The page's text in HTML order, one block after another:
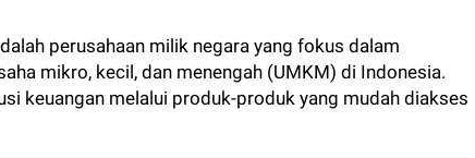
perusahaan milik negara yang fokus dalam
mikro, kecil, dan menengah (UMKM) di Indonesia.
keuangan melalui produk-produk yang mudah diakses